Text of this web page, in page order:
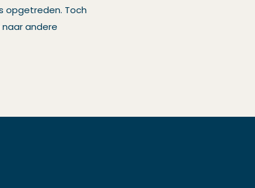
opgetreden. Toch
andere